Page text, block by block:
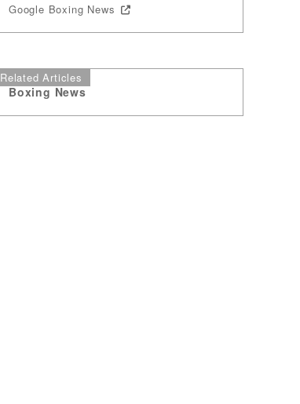
Google Boxing News
Related Articles
Boxing News